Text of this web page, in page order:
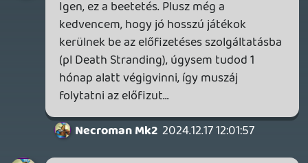
2026.07.10. 2
Necroman Mk2